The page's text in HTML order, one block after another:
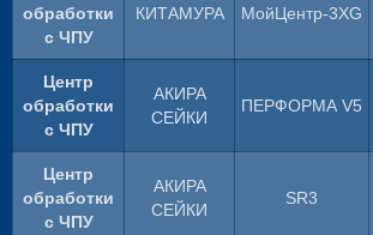
обработки
с ЧПУ
КИТАМУРА МойЦентр-3XG
Центр
обработки
с ЧПУ
АКИРА
СЕЙКИ
ПЕРФОРМА V5
Центр
обработки
с ЧПУ
АКИРА
СЕЙКИ
SR3